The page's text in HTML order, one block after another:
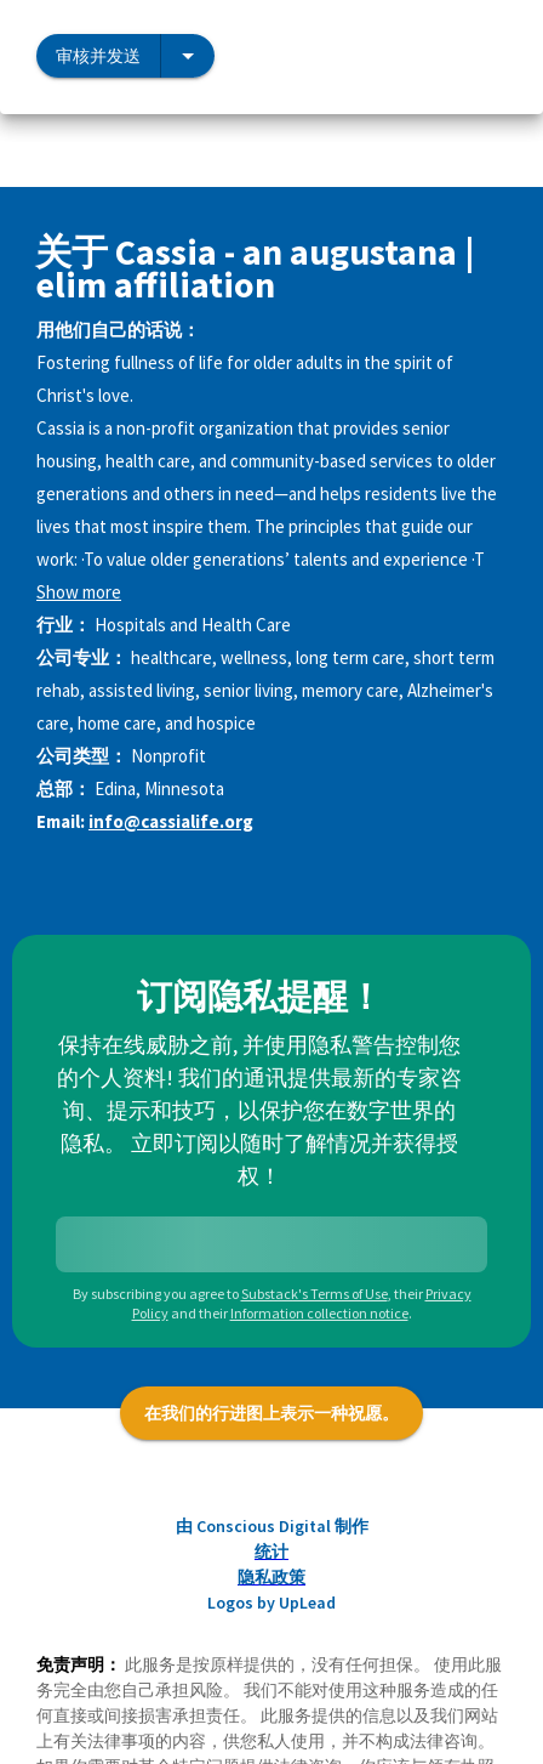
审核并发送
关于 Cassia - an augustana |
elim affiliation
用他们自己的话说：
Fostering fullness of life for older adults in the spirit of
Christ's love.
Cassia is a non-profit organization that provides senior
housing, health care, and community-based services to older
generations and others in need—and helps residents live the
lives that most inspire them. The principles that guide our
work: ·To value older generations’ talents and experience ·T
Show more
行业： Hospitals and Health Care
公司专业： healthcare, wellness, long term care, short term
rehab, assisted living, senior living, memory care, Alzheimer's
care, home care, and hospice
公司类型： Nonprofit
总部： Edina, Minnesota
Email: info@cassialife.org
订阅隐私提醒！
保持在线威胁之前, 并使用隐私警告控制您
的个人资料! 我们的通讯提供最新的专家咨
询、提示和技巧，以保护您在数字世界的
隐私。 立即订阅以随时了解情况并获得授
权！
By subscribing you agree toSubstack's Terms of Use, their Privacy
Policy and their Information collection notice.
在我们的行进图上表示一种祝愿。
由 Conscious Digital 制作
统计
隐私政策
Logos by UpLead
免责声明： 此服务是按原样提供的，没有任何担保。 使用此服
务完全由您自己承担风险。 我们不能对使用这种服务造成的任
何直接或间接损害承担责任。 此服务提供的信息以及我们网站
上有关法律事项的内容，供您私人使用，并不构成法律咨询。